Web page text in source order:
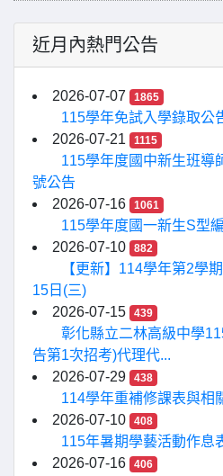
近月內熱門公告
2026-07-07 1865
115學年免試入學錄取公
2026-07-21
1115
115學年度國中新生班導
號公告
2026-07-16
1061
115學年度國一新生S型
2026-07-10
882
【更新】114學年第2學
15日(三)
2026-07-15
439
彰化縣立二林高級中學
告第1次招考)代理代...
2026-07-29
438
114學年重補修課表與相
2026-07-10
408
115年暑期學藝活動作息
2026-07-16
406